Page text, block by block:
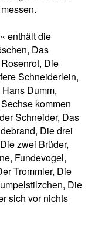
enthält die
Das
Die
Schneiderlein,
Dumm,
kommen
Schneider, Das
Die drei
zwei Brüder,
Fundevogel,
Trommler, Die
Die
sich vor nichts